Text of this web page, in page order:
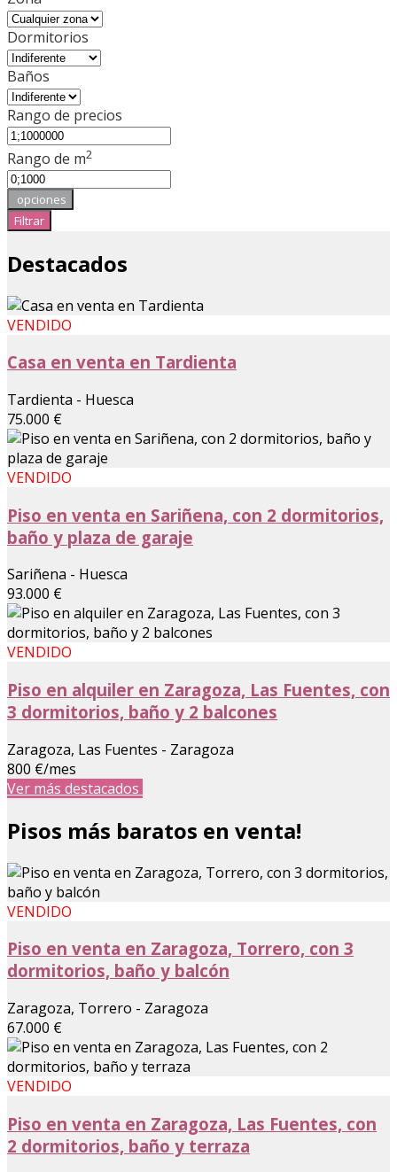
Dormitorios
Baños
Rango de precios
Rango de m2
opciones
Filtrar
Destacados
VENDIDO
Casa en venta en Tardienta
Tardienta - Huesca
75.000 €
VENDIDO
Piso en venta en Sariñena, con 2 dormitorios,
baño y plaza de garaje
Sariñena - Huesca
93.000 €
VENDIDO
Piso en alquiler en Zaragoza, Las Fuentes, con
3 dormitorios, baño y 2 balcones
Zaragoza, Las Fuentes - Zaragoza
800 €/mes
Ver más destacados
Pisos más baratos en venta!
VENDIDO
Piso en venta en Zaragoza, Torrero, con 3
dormitorios, baño y balcón
Zaragoza, Torrero - Zaragoza
67.000 €
VENDIDO
Piso en venta en Zaragoza, Las Fuentes, con
2 dormitorios, baño y terraza